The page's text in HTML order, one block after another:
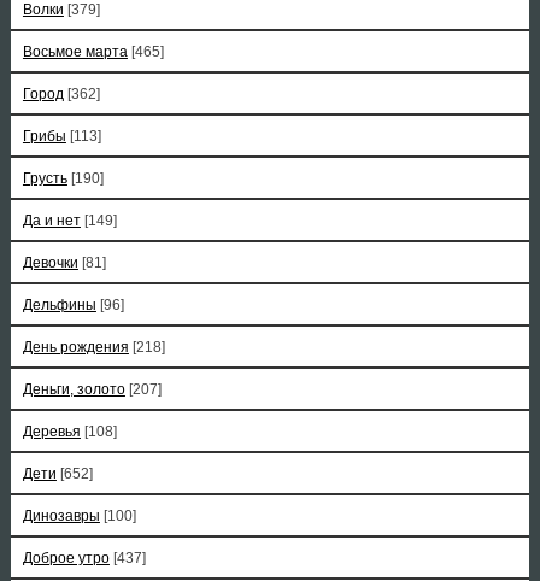
Волки [379]
Восьмое марта [465]
Город [362]
Грибы [113]
Грусть [190]
Да и нет [149]
Девочки [81]
Дельфины [96]
День рождения [218]
Деньги, золото [207]
Деревья [108]
Дети [652]
Динозавры [100]
Доброе утро [437]